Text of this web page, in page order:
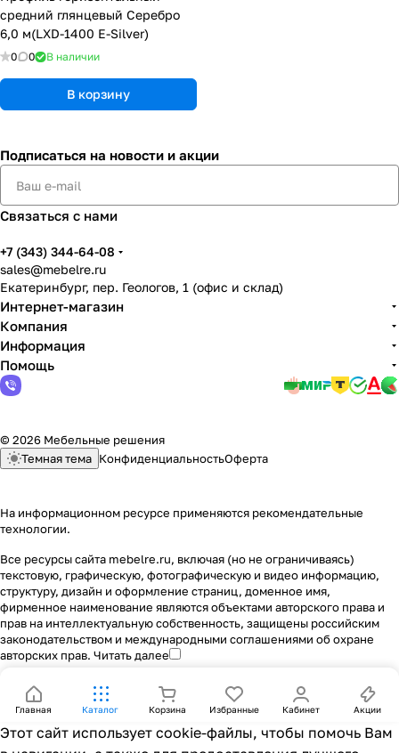
средний глянцевый Серебро
6,0 м(LXD-1400 E-Silver)
0 0 В наличии
В корзину
Подписаться на новости и акции
Связаться с нами
+7 (343) 344-64-08
sales@mebelre.ru
Екатеринбург, пер. Геологов, 1 (офис и склад)
Интернет-магазин
Компания
Информация
Помощь
© 2026 Мебельные решения
Темная тема КонфиденциальностьОферта
На информационном ресурсе применяются рекомендательные
технологии.
Все ресурсы сайта mebelre.ru, включая (но не ограничиваясь)
текстовую, графическую, фотографическую и видео информацию,
структуру, дизайн и оформление страниц, доменное имя,
фирменное наименование являются объектами авторского права и
прав на интеллектуальную собственность, защищены российским
законодательством и международными соглашениями об охране
авторских прав. Читать далее
Главная Каталог Корзина Избранные Кабинет Акции
Этот сайт использует cookie-файлы, чтобы помочь Вам